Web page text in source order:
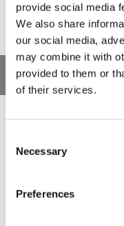
provide social media
We also share
our social media,
may combine it with
provided to them or
of their services.
Selection
Necessary
Preferences
お問い合わ